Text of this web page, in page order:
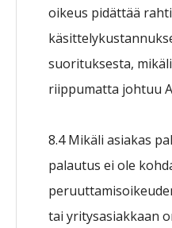
oikeus pidättää
suorituksesta,
riippumatta johtuu
8.4 Mikäli asiakas
palautus ei ole
tai yritysasiakkaan